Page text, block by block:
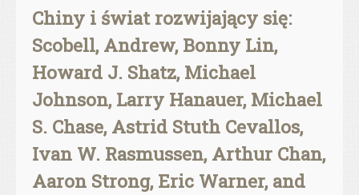
Chiny i świat rozwijający się:
Scobell, Andrew, Bonny Lin,
Howard J. Shatz, Michael
Johnson, Larry Hanauer, Michael
S. Chase, Astrid Stuth Cevallos,
Ivan W. Rasmussen, Arthur Chan,
Aaron Strong, Eric Warner, and